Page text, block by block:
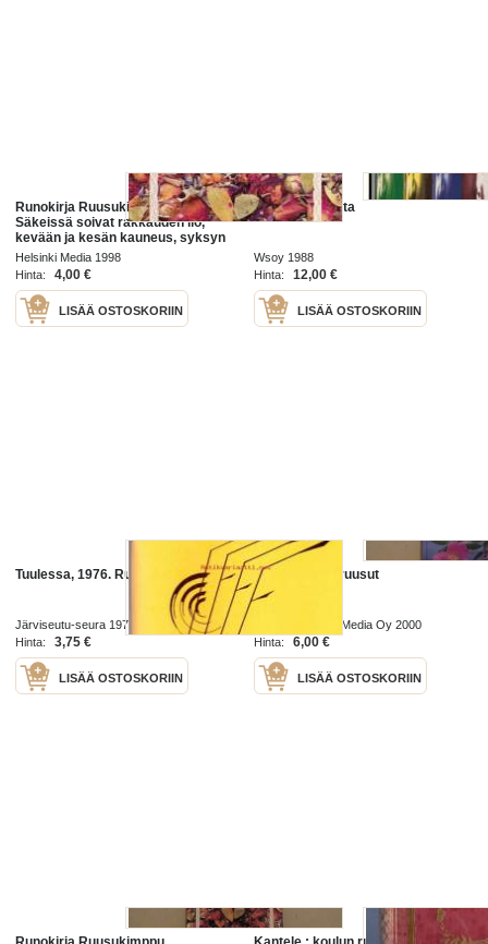
Runokirja Ruusukimppu, 1998. 1.p.
Säkeissä soivat rakkauden ilo,
kevään ja kesän kauneus, syksyn
haikeus, talven viima ja ihmisen
surumieli. Laidasta laitaan.
Helsinki Media 1998
Hinta:
4,00 €
LISÄÄ OSTOSKORIIN
Kaistan taivasta
Wsoy 1988
Hinta:
12,00 €
LISÄÄ OSTOSKORIIN
Tuulessa, 1976. Runokirja.
Järviseutu-seura 1976
Hinta:
3,75 €
LISÄÄ OSTOSKORIIN
Runokirja Villiruusut
ET-lehti/Helsinki Media Oy 2000
Hinta:
6,00 €
LISÄÄ OSTOSKORIIN